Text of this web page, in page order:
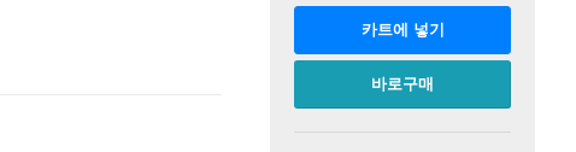
카트에 넣기
바로구매